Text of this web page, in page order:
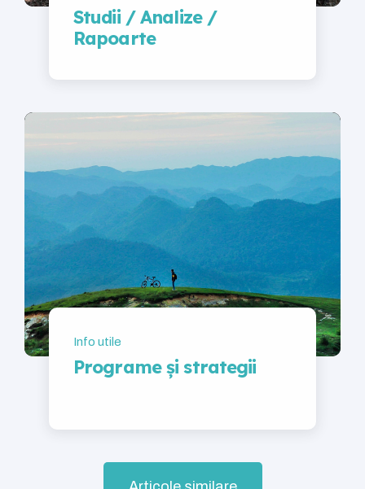
Studii / Analize /
Rapoarte
Info utile
Programe și strategii